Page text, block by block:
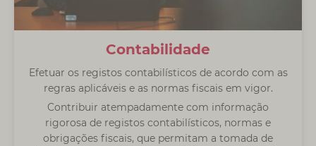
Contabilidade
Efetuar os registos contabilísticos de acordo com as
regras aplicáveis e as normas fiscais em vigor.
Contribuir atempadamente com informação
rigorosa de registos contabilísticos, normas e
obrigações fiscais, que permitam a tomada de